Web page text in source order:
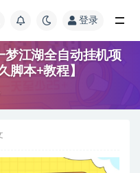
登录
梦江湖全自动挂机项
脚本+教程】